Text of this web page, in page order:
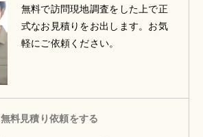
無料で訪問現地調査をした上で正
式なお見積りをお出します。お気
軽にご依頼ください。
無料見積り依頼をする